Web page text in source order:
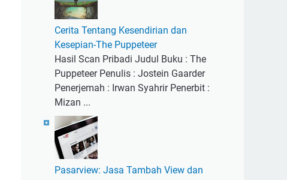
Cerita Tentang Kesendirian dan
Kesepian-The Puppeteer
Hasil Scan Pribadi Judul Buku : The
Puppeteer Penulis : Jostein Gaarder
Penerjemah : Irwan Syahrir Penerbit :
Mizan ...
Pasarview: Jasa Tambah View dan